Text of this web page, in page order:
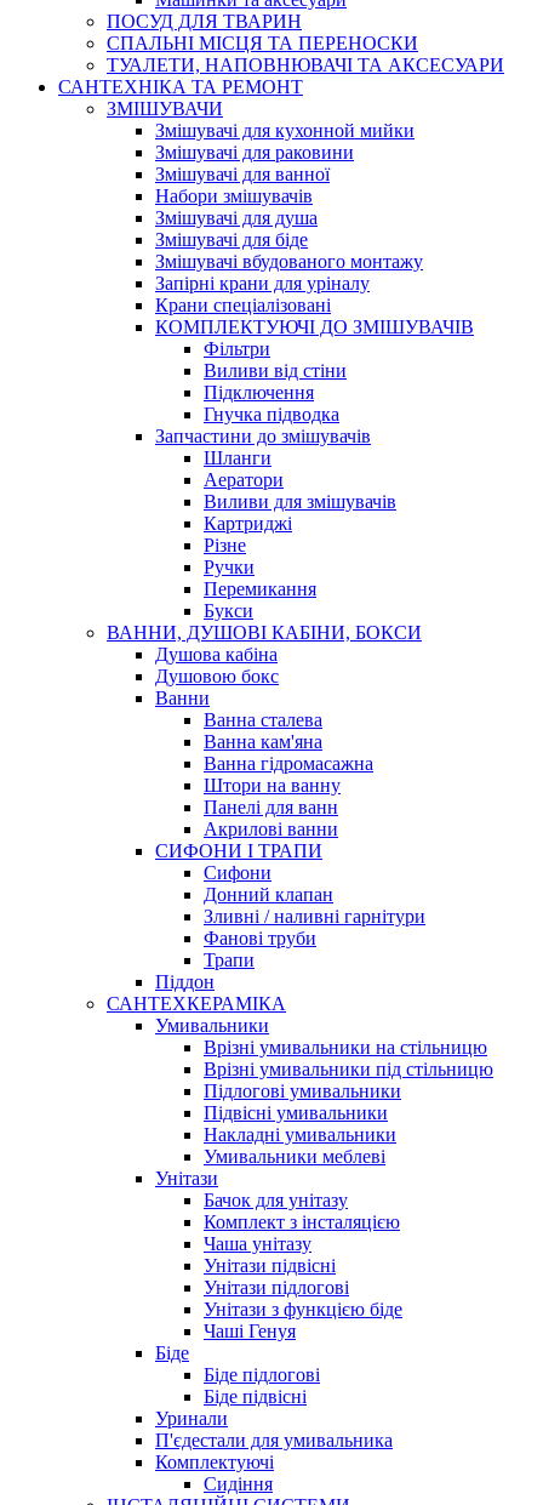
ПОСУД ДЛЯ ТВАРИН
СПАЛЬНІ МІСЦЯ ТА ПЕРЕНОСКИ
ТУАЛЕТИ, НАПОВНЮВАЧІ ТА АКСЕСУАРИ
САНТЕХНІКА ТА РЕМОНТ
ЗМІШУВАЧИ
Змішувачі для кухонной мийки
Змішувачі для раковини
Змішувачі для ванної
Набори змішувачів
Змішувачі для душа
Змішувачі для біде
Змішувачі вбудованого монтажу
Запірні крани для уріналу
Крани спеціалізовані
КОМПЛЕКТУЮЧІ ДО ЗМІШУВАЧІВ
Фільтри
Виливи від стіни
Підключення
Гнучка підводка
Запчастини до змішувачів
Шланги
Аератори
Виливи для змішувачів
Картриджі
Різне
Ручки
Перемикання
Букси
ВАННИ, ДУШОВІ КАБІНИ, БОКСИ
Душова кабіна
Душовою бокс
Ванни
Ванна сталева
Ванна кам'яна
Ванна гідромасажна
Штори на ванну
Панелі для ванн
Акрилові ванни
СИФОНИ І ТРАПИ
Сифони
Донний клапан
Зливні / наливні гарнітури
Фанові труби
Трапи
Піддон
САНТЕХКЕРАМІКА
Умивальники
Врізні умивальники на стільницю
Врізні умивальники під стільницю
Підлогові умивальники
Підвісні умивальники
Накладні умивальники
Умивальники меблеві
Унітази
Бачок для унітазу
Комплект з інсталяцією
Чаша унітазу
Унітази підвісні
Унітази підлогові
Унітази з функцією біде
Чаші Генуя
Біде
Біде підлогові
Біде підвісні
Уринали
П'єдестали для умивальника
Комплектуючі
Сидіння